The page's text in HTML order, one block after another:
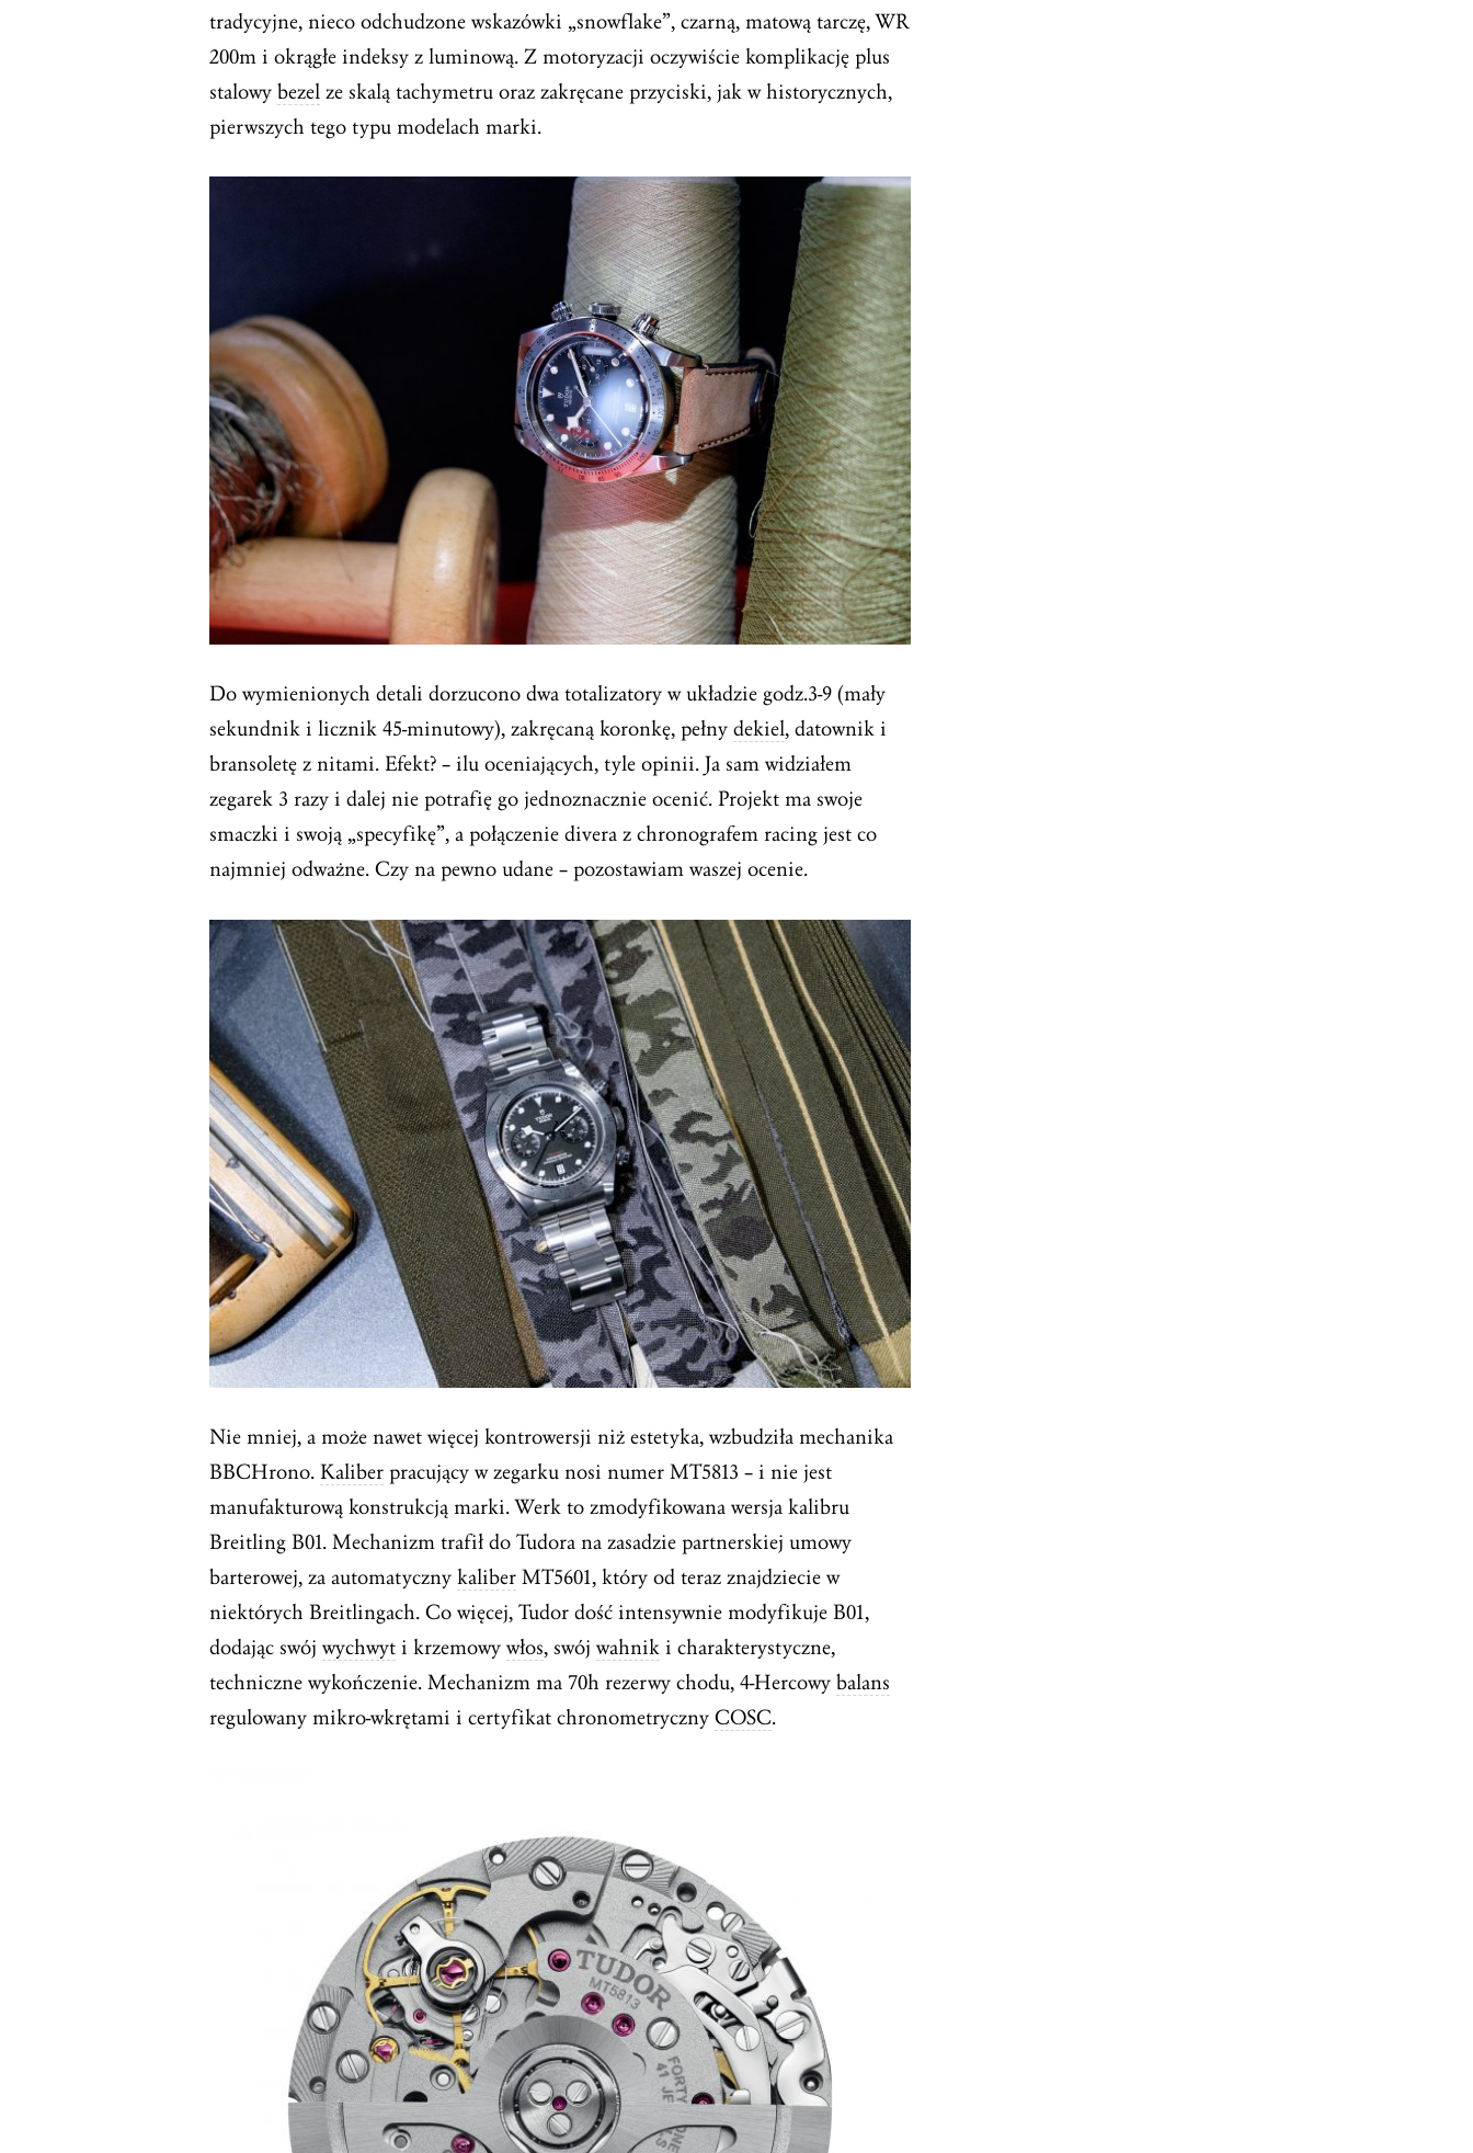
tradycyjne, nieco odchudzone wskazówki „snowflake”, czarną, matową tarczę, WR
200m i okrągłe indeksy z luminową. Z motoryzacji oczywiście komplikację plus
stalowy bezel ze skalą tachymetru oraz zakręcane przyciski, jak w historycznych,
pierwszych tego typu modelach marki.
Do wymienionych detali dorzucono dwa totalizatory w układzie godz.3-9 (mały
sekundnik i licznik 45-minutowy), zakręcaną koronkę, pełny dekiel, datownik i
bransoletę z nitami. Efekt? – ilu oceniających, tyle opinii. Ja sam widziałem
zegarek 3 razy i dalej nie potrafię go jednoznacznie ocenić. Projekt ma swoje
smaczki i swoją „specyfikę”, a połączenie divera z chronografem racing jest co
najmniej odważne. Czy na pewno udane – pozostawiam waszej ocenie.
Nie mniej, a może nawet więcej kontrowersji niż estetyka, wzbudziła mechanika
BBCHrono. Kaliber pracujący w zegarku nosi numer MT5813 – i nie jest
manufakturową konstrukcją marki. Werk to zmodyfikowana wersja kalibru
Breitling B01. Mechanizm trafił do Tudora na zasadzie partnerskiej umowy
barterowej, za automatyczny kaliber MT5601, który od teraz znajdziecie w
niektórych Breitlingach. Co więcej, Tudor dość intensywnie modyfikuje B01,
dodając swój wychwyt i krzemowy włos, swój wahnik i charakterystyczne,
techniczne wykończenie. Mechanizm ma 70h rezerwy chodu, 4-Hercowy balans
regulowany mikro-wkrętami i certyfikat chronometryczny COSC.